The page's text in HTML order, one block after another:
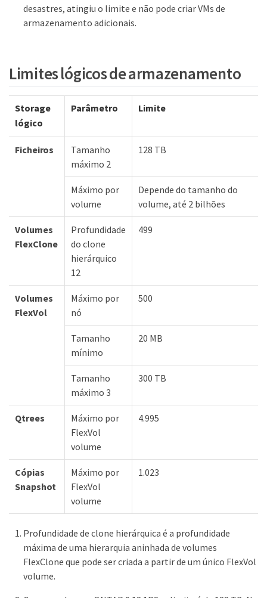
desastres, atingiu o limite e não pode criar VMs de
armazenamento adicionais.
Limites lógicos de armazenamento
Storage
lógico
Parâmetro Limite
Ficheiros
Tamanho
máximo 2
128 TB
Máximo por
volume
Depende do tamanho do
volume, até 2 bilhões
Volumes
FlexClone
Profundidade
do clone
hierárquico
12
499
Volumes
FlexVol
Máximo por
nó
500
Tamanho
mínimo
20 MB
Tamanho
máximo 3
300 TB
Qtrees
Máximo por
FlexVol
volume
4.995
Cópias
Snapshot
Máximo por
FlexVol
volume
1.023
Profundidade de clone hierárquica é a profundidade
máxima de uma hierarquia aninhada de volumes
FlexClone que pode ser criada a partir de um único FlexVol
volume.